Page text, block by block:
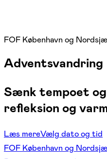
FOF København og
Adventsvandring
Sænk tempoet og
refleksion og
Læs mereVælg dato og tid
FOF København og